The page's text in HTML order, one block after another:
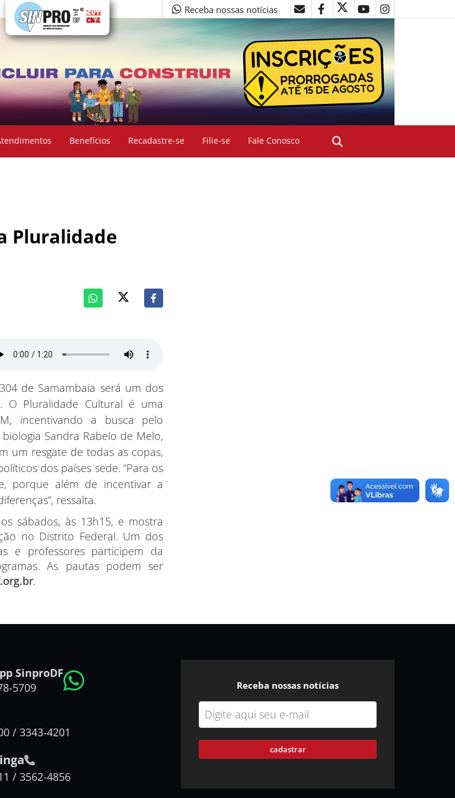
Receba nossas notícias
Benefícios Recadastre-se Filie-se Fale Conosco
Pluralidade
de Samambaia será um dos
O Pluralidade Cultural é uma
incentivando a busca pelo
Sandra Rabelo de Melo,
um resgate de todas as copas,
dos países sede. “Para os
porque além de incentivar a
ressalta.
sábados, às 13h15, e mostra
no Distrito Federal. Um dos
e professores participem da
As pautas podem ser
.
SinproDF
5709
/ 3343-4201
/ 3562-4856
Receba nossas notícias
cadastrar